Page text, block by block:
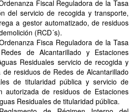
Fiscal Reguladora de la Tasa
del servicio de recogida y transporte,
a gestor automatizado, de residuos
(RCD´s).
Fisca Reguladora de la Tasa
de Alcantarillado y Estaciones
Residuales servicio de recogida y
de residuos de Redes de Alcantarillado
de titularidad pública y servicio de
autorizada de residuos de Estaciones
Residuales de titularidad pública.